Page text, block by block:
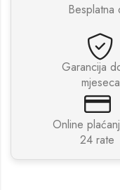
Besplatna
Garancija
mjeseca
Online
24 rate